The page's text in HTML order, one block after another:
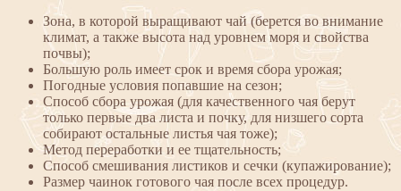
Зона, в которой выращивают чай (берется во внимание
климат, а также высота над уровнем моря и свойства
почвы);
Большую роль имеет срок и время сбора урожая;
Погодные условия попавшие на сезон;
Способ сбора урожая (для качественного чая берут
только первые два листа и почку, для низшего сорта
собирают остальные листья чая тоже);
Метод переработки и ее тщательность;
Способ смешивания листиков и сечки (купажирование);
Размер чаинок готового чая после всех процедур.